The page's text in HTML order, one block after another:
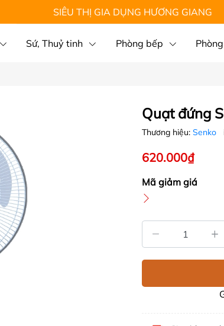
SIÊU THỊ GIA DỤNG HƯƠNG GIANG
Sứ, Thuỷ tinh Phòng bếp
Quạt đứng
Thương hiệu: Senko
620.000₫
Mã giảm giá